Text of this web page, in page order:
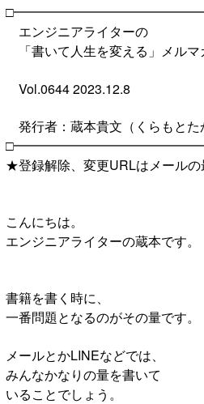
エンジニアライターの
「書いて人生を変える」メルマ
Vol.0644 2023.12.8
発行者：蔵本貴文（くらもとた
★登録解除、変更URLはメールの
こんにちは。
エンジニアライターの蔵本です。
書籍を書く時に、
一番問題となるのがその量です。
メールとかLINEなどでは、
みんなかなりの量を書いて
いることでしょう。